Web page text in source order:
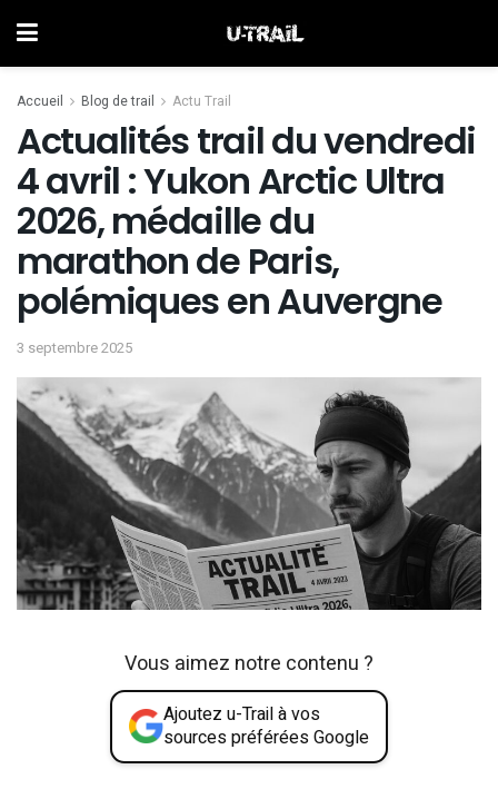
Accueil Blog de trail Actu Trail
Actualités trail du vendredi
4 avril : Yukon Arctic Ultra
2026, médaille du
marathon de Paris,
polémiques en Auvergne
3 septembre 2025
Vous aimez notre contenu ?
Ajoutez u-Trail à vos
sources préférées Google